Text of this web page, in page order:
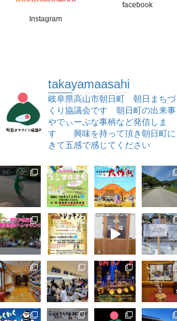
Instagram
facebook
takayamaasahi
岐阜県高山市朝日町 朝日まちづ
くり協議会です 朝日町の出来事
やでぃーぷな事柄など発信しま
す 興味を持って頂き朝日町に
きて五感で感じてください